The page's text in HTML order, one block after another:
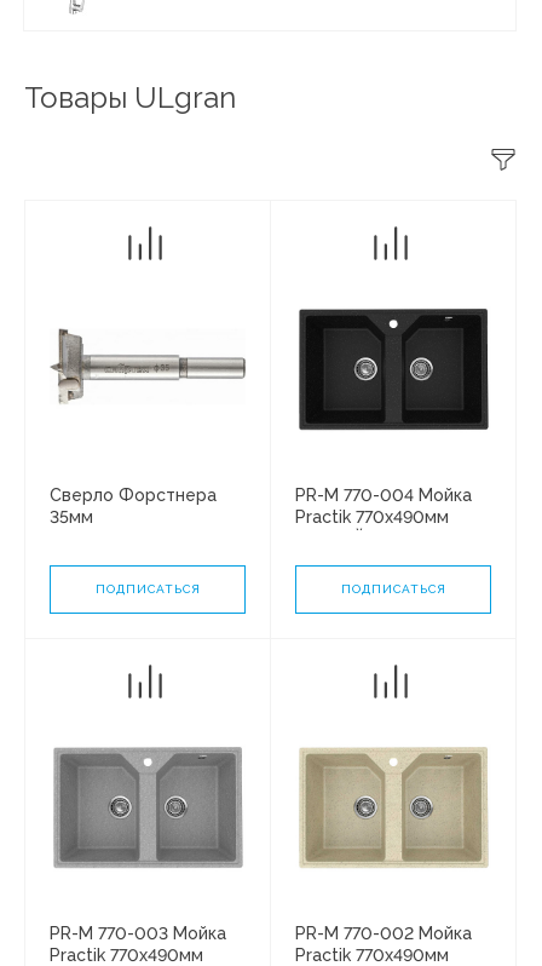
Товары ULgran
Сверло Форстнера
35мм
ПОДПИСАТЬСЯ
PR-M 770-004 Мойка
Practik 770х490мм
ПОДПИСАТЬСЯ
PR-M 770-003 Мойка
Practik 770х490мм
PR-M 770-002 Мойка
Practik 770х490мм